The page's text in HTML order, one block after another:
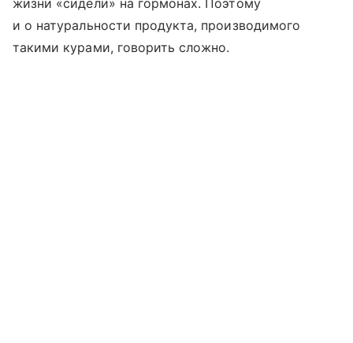
жизни «сидели» на гормонах. Поэтому
и о натуральности продукта, производимого
такими курами, говорить сложно.